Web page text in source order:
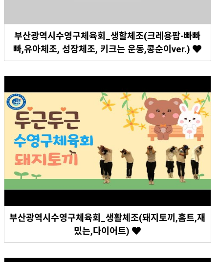
부산광역시수영구체육회_생할체조(크레용팝-빠빠
빠,유아체조, 성장체조, 키크는 운동,콩순이ver.)
부산광역시수영구체육회_생활체조(돼지토끼,홈트,재
밌는,다이어트)